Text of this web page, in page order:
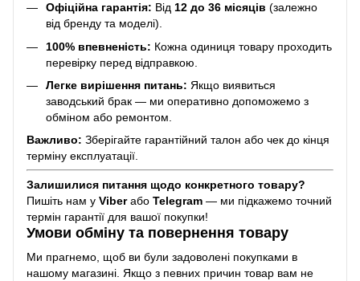
Офіційна гарантія: Від 12 до 36 місяців (залежно
від бренду та моделі).
100% впевненість: Кожна одиниця товару проходить
перевірку перед відправкою.
Легке вирішення питань: Якщо виявиться
заводський брак — ми оперативно допоможемо з
обміном або ремонтом.
Важливо: Зберігайте гарантійний талон або чек до кінця
терміну експлуатації.
Залишилися питання щодо конкретного товару?
Пишіть нам у Viberабо Telegram — ми підкажемо точний
термін гарантії для вашої покупки!
Умови обміну та повернення товару
Ми прагнемо, щоб ви були задоволені покупками в
нашому магазині. Якщо з певних причин товар вам не